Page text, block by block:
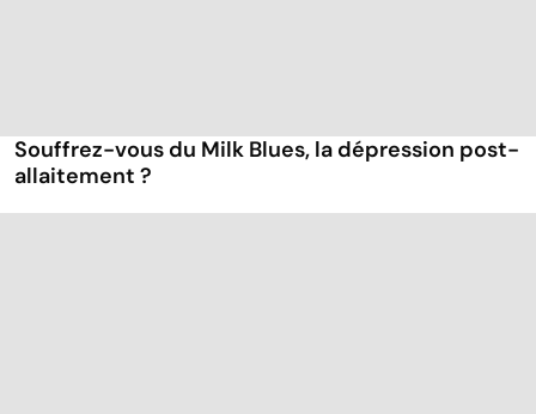
Souffrez-vous du Milk Blues, la dépression post-
allaitement ?